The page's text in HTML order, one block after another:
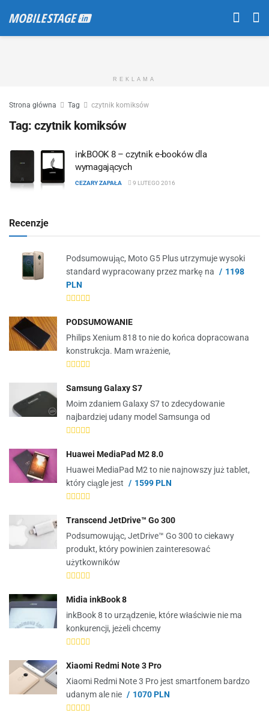
REKLAMA
Strona główna Tag czytnik komiksów
Tag: czytnik komiksów
inkBOOK 8 – czytnik e-booków dla
wymagających
CEZARY ZAPAŁA 9 LUTEGO 2016
Recenzje
Podsumowując, Moto G5 Plus utrzymuje wysoki
standard wypracowany przez markę na
1198
PLN
PODSUMOWANIE
Philips Xenium 818 to nie do końca dopracowana
konstrukcja. Mam wrażenie,
Samsung Galaxy S7
Moim zdaniem Galaxy S7 to zdecydowanie
najbardziej udany model Samsunga od
Huawei MediaPad M2 8.0
Huawei MediaPad M2 to nie najnowszy już tablet,
który ciągle jest
1599 PLN
Transcend JetDrive™ Go 300
Podsumowując, JetDrive™ Go 300 to ciekawy
produkt, który powinien zainteresować
użytkowników
Midia inkBook 8
inkBook 8 to urządzenie, które właściwie nie ma
konkurencji, jeżeli chcemy
Xiaomi Redmi Note 3 Pro
Xiaomi Redmi Note 3 Pro jest smartfonem bardzo
udanym ale nie
1070 PLN